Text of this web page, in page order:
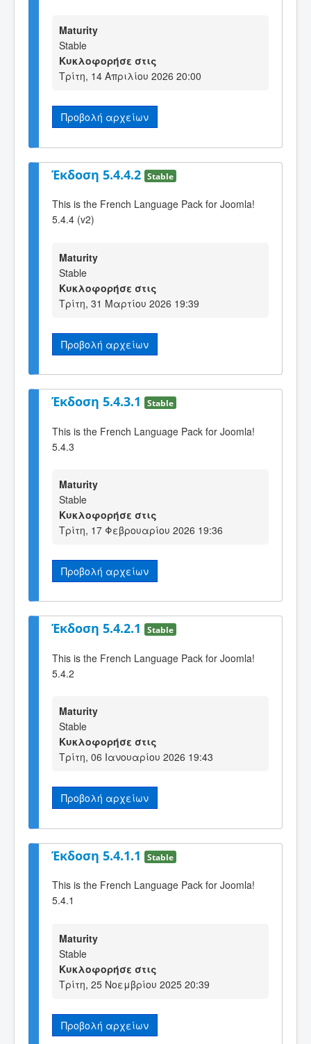
Maturity
Stable
Κυκλοφορήσε στις
Τρίτη, 14 Απριλίου 2026 20:00
Προβολή αρχείων
Έκδοση 5.4.4.2 Stable
This is the French Language Pack for Joomla!
5.4.4 (v2)
Maturity
Stable
Κυκλοφορήσε στις
Τρίτη, 31 Μαρτίου 2026 19:39
Προβολή αρχείων
Έκδοση 5.4.3.1 Stable
This is the French Language Pack for Joomla!
5.4.3
Maturity
Stable
Κυκλοφορήσε στις
Τρίτη, 17 Φεβρουαρίου 2026 19:36
Προβολή αρχείων
Έκδοση 5.4.2.1 Stable
This is the French Language Pack for Joomla!
5.4.2
Maturity
Stable
Κυκλοφορήσε στις
Τρίτη, 06 Ιανουαρίου 2026 19:43
Προβολή αρχείων
Έκδοση 5.4.1.1 Stable
This is the French Language Pack for Joomla!
5.4.1
Maturity
Stable
Κυκλοφορήσε στις
Τρίτη, 25 Νοεμβρίου 2025 20:39
Προβολή αρχείων